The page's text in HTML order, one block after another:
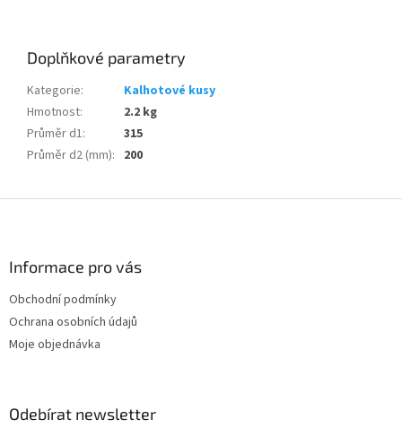
Doplňkové parametry
Kategorie:
Kalhotové kusy
Hmotnost:
2.2 kg
Průměr d1:
315
Průměr d2 (mm): 200
Informace pro vás
Obchodní podmínky
Ochrana osobních údajů
Moje objednávka
Odebírat newsletter